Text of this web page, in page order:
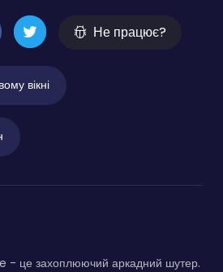
Не працює?
вікні
це захоплюючий аркадний шутер.